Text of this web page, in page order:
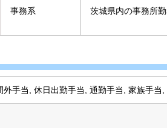
事務系 茨城県内の事務所
外手当, 休日出勤手当, 通勤手当, 家族手当,